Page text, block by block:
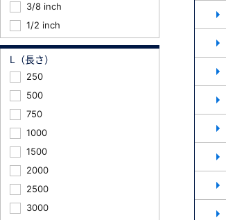
3/8 inch
1/2 inch
L（長さ）
250
500
750
1000
1500
2000
2500
3000